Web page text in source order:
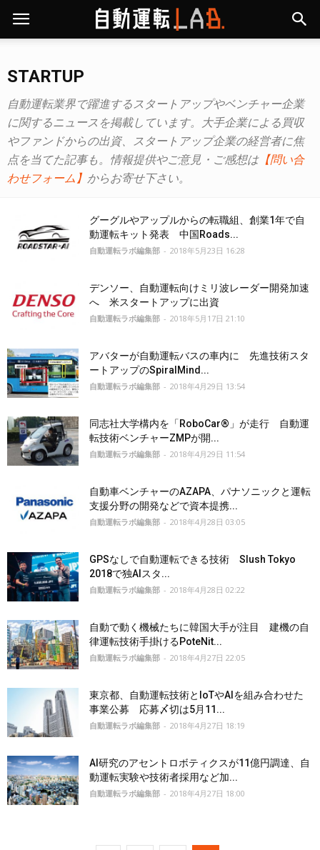
STARTUP
自動運転業界で躍進するスタートアップやベンチャー企業
に関するニュースを掲載しています。大手企業による買収
やファンドからの出資、スタートアップ企業の経営者に焦
点を当てた記事も。情報提供やご意見・ご感想は【問い合
わせフォーム】 からお寄せ下さい。
グーグルやアップルからの転職組、創業1年で自
動運転キット発表 中国Roads...
自動運転ラボ編集部 - 2018年5月23日 16:28
デンソー、自動運転向けミリ波レーダー開発加速
へ 米スタートアップに出資
自動運転ラボ編集部 - 2018年5月17日 21:10
アバターが自動運転バスの車内に 先進技術スタ
ートアップのSpiralMind...
自動運転ラボ編集部 - 2018年4月29日 13:54
同志社大学構内を「RoboCar®」が走行 自動運
転技術ベンチャーZMPが開...
自動運転ラボ編集部 - 2018年4月29日 11:54
自動車ベンチャーのAZAPA、パナソニックと運転
支援分野の開発などで資本提携...
自動運転ラボ編集部 - 2018年4月28日 03:05
GPSなしで自動運転できる技術 Slush Tokyo
2018で独AIスタ...
自動運転ラボ編集部 - 2018年4月28日 02:22
自動で動く機械たちに韓国大手が注目 建機の自
律運転技術手掛けるPoteNit...
自動運転ラボ編集部 - 2018年4月27日 22:05
東京都、自動運転技術とIoTやAIを組み合わせた
事業公募 応募〆切は5月11...
自動運転ラボ編集部 - 2018年4月27日 18:19
AI研究のアセントロボティクスが11億円調達、自
動運転実験や技術者採用など加...
自動運転ラボ編集部 - 2018年4月27日 18:00